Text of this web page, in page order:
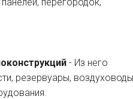
- Из него
резервуары,